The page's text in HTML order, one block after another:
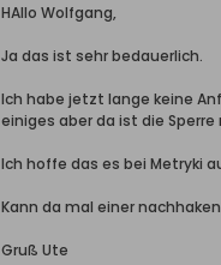
HAllo Wolfgang,
Ja das ist sehr bedauerlich.
Ich habe jetzt lange keine
einiges aber da ist die
Ich hoffe das es bei Metryki
Kann da mal einer
Gruß Ute